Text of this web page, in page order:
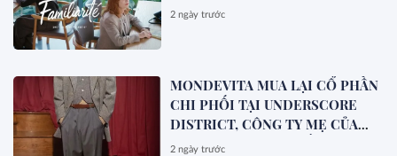
2 ngày trước
MONDEVITA MUA LẠI CỔ PHẦN
CHI PHỐI TẠI UNDERSCORE
DISTRICT, CÔNG TY MẸ CỦA
MAGLIANO, ĐÁNH DẤU BƯỚC
2 ngày trước